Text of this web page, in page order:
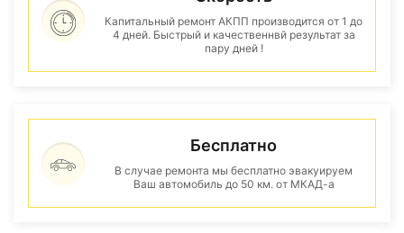
Капитальный ремонт АКПП производится от 1 до
4 дней. Быстрый и качественнвй результат за
пару дней !
Бесплатно
В случае ремонта мы бесплатно эвакуируем
Ваш автомобиль до 50 км. от МКАД-а